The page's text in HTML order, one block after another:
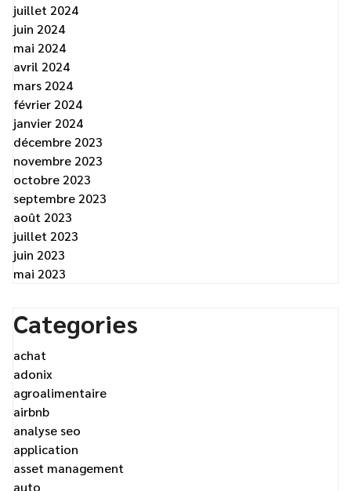
juillet 2024
juin 2024
mai 2024
avril 2024
mars 2024
février 2024
janvier 2024
décembre 2023
novembre 2023
octobre 2023
septembre 2023
août 2023
juillet 2023
juin 2023
mai 2023
Categories
achat
adonix
agroalimentaire
airbnb
analyse seo
application
asset management
auto